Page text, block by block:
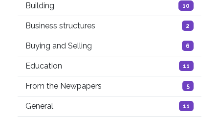
Building 10
Business structures 2
Buying and Selling 6
Education 11
From the Newpapers 5
General 11